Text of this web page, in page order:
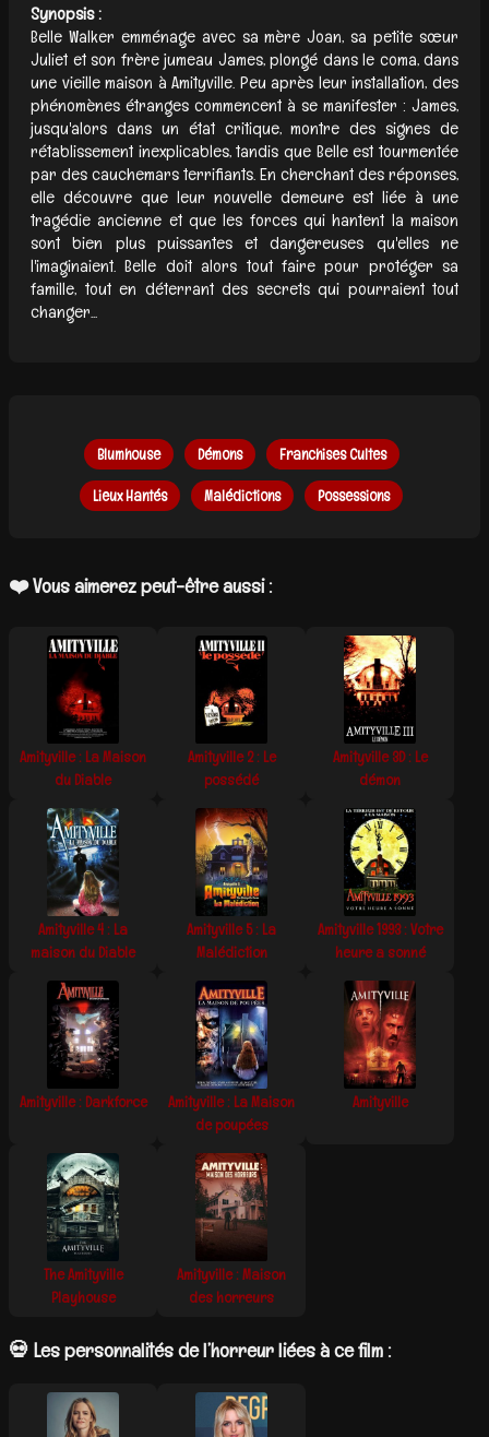
Synopsis :
Belle Walker emménage avec sa mère Joan, sa petite sœur
Juliet et son frère jumeau James, plongé dans le coma, dans
une vieille maison à Amityville. Peu après leur installation, des
phénomènes étranges commencent à se manifester : James,
jusqu'alors dans un état critique, montre des signes de
rétablissement inexplicables, tandis que Belle est tourmentée
par des cauchemars terrifiants. En cherchant des réponses,
elle découvre que leur nouvelle demeure est liée à une
tragédie ancienne et que les forces qui hantent la maison
sont bien plus puissantes et dangereuses qu'elles ne
l'imaginaient. Belle doit alors tout faire pour protéger sa
famille, tout en déterrant des secrets qui pourraient tout
changer...
Blumhouse Démons Franchises Cultes
Lieux Hantés Malédictions Possessions
❤️ Vous aimerez peut-être aussi :
Amityville : La Maison
du Diable
Amityville 2 : Le
possédé
Amityville 3D : Le
démon
Amityville 4 : La
maison du Diable
Amityville 5 : La
Malédiction
Amityville 1993 : Votre
heure a sonné
Amityville : Darkforce
Amityville : La Maison
de poupées
Amityville
The Amityville
Playhouse
Amityville : Maison
des horreurs
💀 Les personnalités de l’horreur liées à ce film :